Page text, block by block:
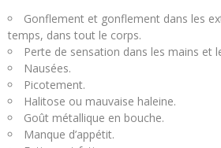
Gonflement et gonflement dans les
temps, dans tout le corps.
Perte de sensation dans les mains et
Nausées.
Picotement.
Halitose ou mauvaise haleine.
Goût métallique en bouche.
Manque d’appétit.